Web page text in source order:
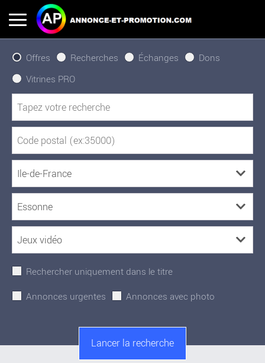
Offres Recherches Échanges
Dons
Vitrines PRO
Rechercher uniquement dans le titre
Annonces urgentes
Annonces avec photo